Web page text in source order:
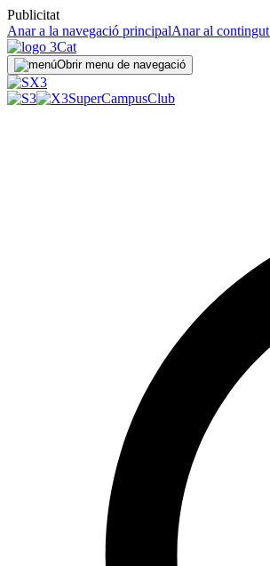
Publicitat
Anar a la navegació principalAnar al contingut
Obrir menu de navegació
SuperCampusClub